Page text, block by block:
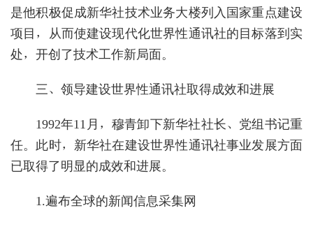
是他积极促成新华社技术业务大楼列入国家重点建设
项目，从而使建设现代化世界性通讯社的目标落到实
处，开创了技术工作新局面。
三、领导建设世界性通讯社取得成效和进展
1992年11月，穆青卸下新华社社长、党组书记重
任。此时，新华社在建设世界性通讯社事业发展方面
已取得了明显的成效和进展。
1.遍布全球的新闻信息采集网